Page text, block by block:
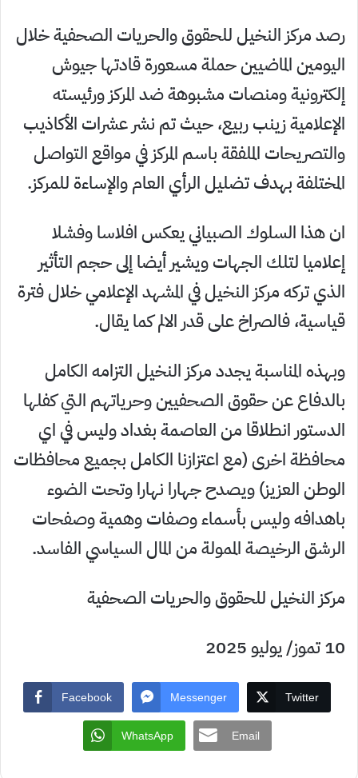
رصد مركز النخيل للحقوق والحريات الصحفية خلال
اليومين الماضيين حملة مسعورة قادتها جيوش
إلكترونية ومنصات مشبوهة ضد المركز ورئيسته
الإعلامية زينب ربيع، حيث تم نشر عشرات الأكاذيب
والتصريحات الملفقة باسم المركز في مواقع التواصل
المختلفة بهدف تضليل الرأي العام والإساءة للمركز.
ان هذا السلوك الصبياني يعكس افلاسا وفشلا
إعلاميا لتلك الجهات ويشير أيضا إلى حجم التأثير
الذي تركه مركز النخيل في المشهد الإعلامي خلال فترة
قياسية، فالصراخ على قدر الالم كما يقال.
وبهذه المناسبة يجدد مركز النخيل التزامه الكامل
بالدفاع عن حقوق الصحفيين وحرياتهم التي كفلها
الدستور انطلاقا من العاصمة بغداد وليس في اي
محافظة اخرى (مع اعتزازنا الكامل بجميع محافظات
الوطن العزيز) ويصدح جهارا نهارا وتحت الضوء
باهدافه وليس بأسماء وصفات وهمية وصفحات
الرشق الرخيصة الممولة من المال السياسي الفاسد.
مركز النخيل للحقوق والحريات الصحفية
10 تموز/ يوليو 2025
Facebook Messenger Twitter
WhatsApp Email